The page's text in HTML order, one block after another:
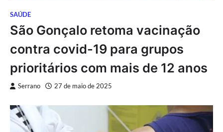
SAÚDE
São Gonçalo retoma vacinação
contra covid-19 para grupos
prioritários com mais de 12 anos
Serrano 27 de maio de 2025